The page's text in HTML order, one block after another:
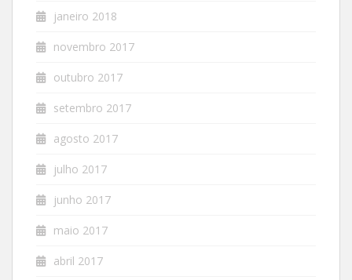
janeiro 2018
novembro 2017
outubro 2017
setembro 2017
agosto 2017
julho 2017
junho 2017
maio 2017
abril 2017